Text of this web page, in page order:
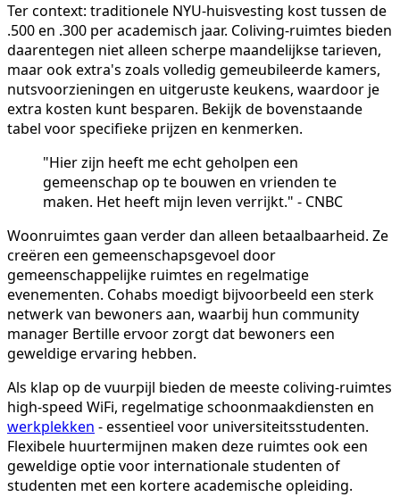
Ter context: traditionele NYU-huisvesting kost tussen de
.500 en .300 per academisch jaar. Coliving-ruimtes bieden
daarentegen niet alleen scherpe maandelijkse tarieven,
maar ook extra's zoals volledig gemeubileerde kamers,
nutsvoorzieningen en uitgeruste keukens, waardoor je
extra kosten kunt besparen. Bekijk de bovenstaande
tabel voor specifieke prijzen en kenmerken.
"Hier zijn heeft me echt geholpen een
gemeenschap op te bouwen en vrienden te
maken. Het heeft mijn leven verrijkt." - CNBC
Woonruimtes gaan verder dan alleen betaalbaarheid. Ze
creëren een gemeenschapsgevoel door
gemeenschappelijke ruimtes en regelmatige
evenementen. Cohabs moedigt bijvoorbeeld een sterk
netwerk van bewoners aan, waarbij hun community
manager Bertille ervoor zorgt dat bewoners een
geweldige ervaring hebben.
Als klap op de vuurpijl bieden de meeste coliving-ruimtes
high-speed WiFi, regelmatige schoonmaakdiensten en
werkplekken - essentieel voor universiteitsstudenten.
Flexibele huurtermijnen maken deze ruimtes ook een
geweldige optie voor internationale studenten of
studenten met een kortere academische opleiding.